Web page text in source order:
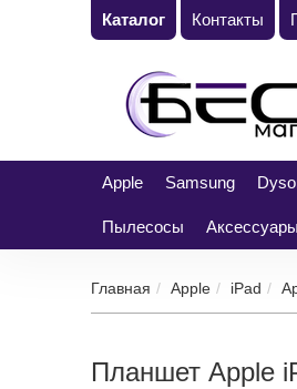
Каталог Контакты
Apple Samsung
Пылесосы Аксессуары
Главная Apple iPad
Планшет Apple